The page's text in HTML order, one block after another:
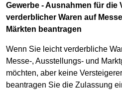
Gewerbe - Ausnahmen für die
verderblicher Waren auf
Märkten beantragen
Wenn Sie leicht verderbliche
Messe-, Ausstellungs- und
möchten, aber keine
beantragen Sie die Zulassung